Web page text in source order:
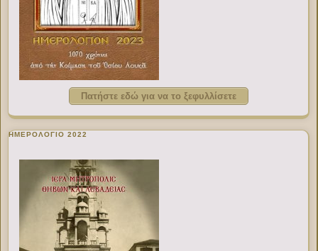
Πατήστε εδώ για να το ξεφυλλίσετε
ΗΜΕΡΟΛΟΓΙΟ 2022